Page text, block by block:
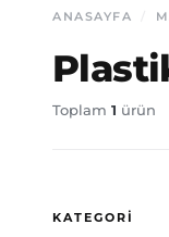
ANASAYFA
Toplam 1 ürün
KATEGORI